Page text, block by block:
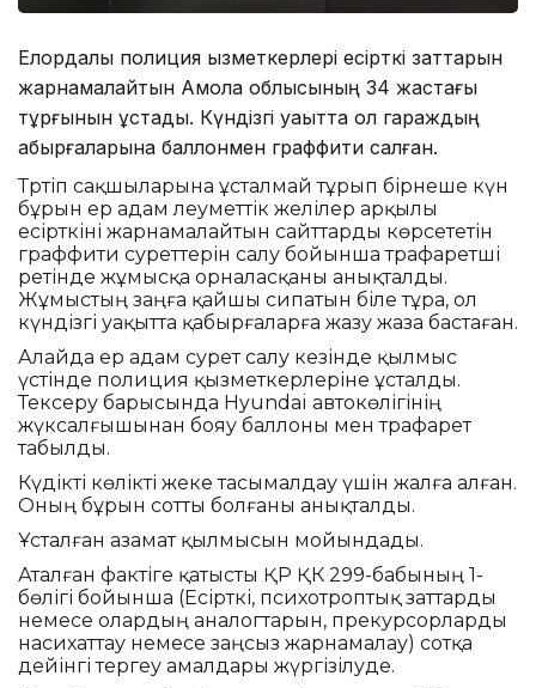
Елордалық полиция қызметкерлері есірткі заттарын
жарнамалайтын Ақмола облысының 34 жастағы
тұрғынын ұстады. Күндізгі уақытта ол гараждың
қабырғаларына баллонмен граффити салған.
Тәртіп сақшыларына ұсталмай тұрып бірнеше күн
бұрын ер адам әлеуметтік желілер арқылы
есірткіні жарнамалайтын сайттарды көрсететін
граффити суреттерін салу бойынша трафаретші
ретінде жұмысқа орналасқаны анықталды.
Жұмыстың заңға қайшы сипатын біле тұра, ол
күндізгі уақытта қабырғаларға жазу жаза бастаған.
Алайда ер адам сурет салу кезінде қылмыс
үстінде полиция қызметкерлеріне ұсталды.
Тексеру барысында Hyundai автокөлігінің
жүксалғышынан бояу баллоны мен трафарет
табылды.
Күдікті көлікті жеке тасымалдау үшін жалға алған.
Оның бұрын сотты болғаны анықталды.
Ұсталған азамат қылмысын мойындады.
Аталған фактіге қатысты ҚР ҚК 299-бабының 1-
бөлігі бойынша (Есірткі, психотроптық заттарды
немесе олардың аналогтарын, прекурсорларды
насихаттау немесе заңсыз жарнамалау) сотқа
дейінгі тергеу амалдары жүргізілуде.